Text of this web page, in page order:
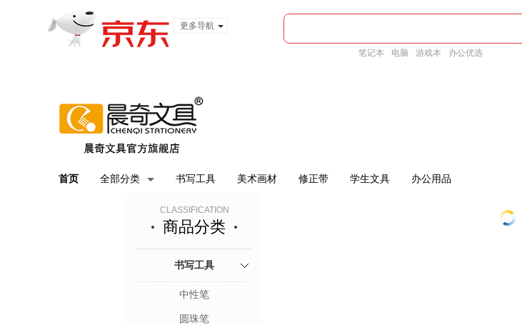
更多导航
笔记本 电脑 游戏本 办公优选
首页 全部分类 书写工具 美术画材 修正带 学生文具 办公用品
CLASSIFICATION
商品分类
书写工具
中性笔
圆珠笔